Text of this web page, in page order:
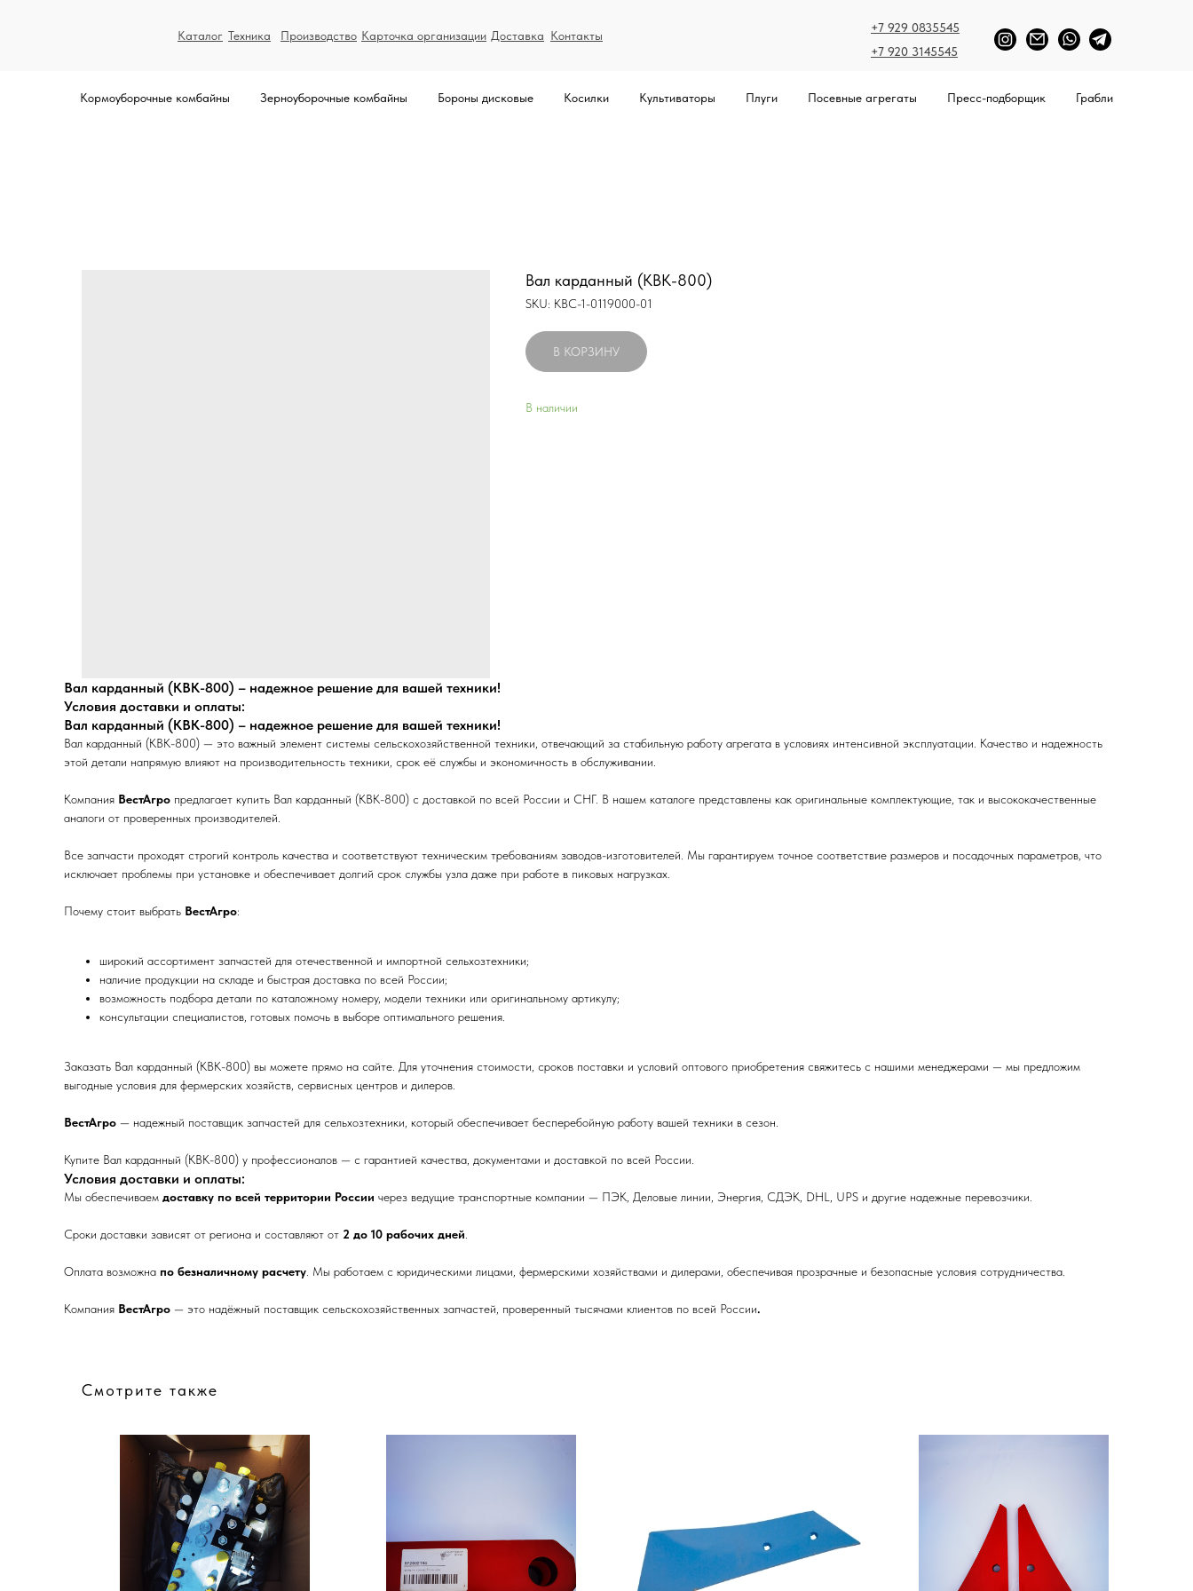
Каталог Техника Производство Карточка организации Доставка Контакты
+7 920 3145545
+7 929 0835545
Кормоуборочные комбайны Зерноуборочные комбайны Бороны дисковые Косилки Культиваторы Плуги Посевные агрегаты Пресс-подборщик Грабли
Вал карданный (КВК-800)
SKU: КВС-1-0119000-01
В КОРЗИНУ
В наличии
Вал карданный (КВК-800) – надежное решение для вашей техники!
Условия доставки и оплаты:
Вал карданный (КВК-800) – надежное решение для вашей техники!
Вал карданный (КВК-800) — это важный элемент системы сельскохозяйственной техники, отвечающий за стабильную работу агрегата в условиях интенсивной эксплуатации. Качество и надежность
этой детали напрямую влияют на производительность техники, срок её службы и экономичность в обслуживании.
Компания ВестАгро предлагает купить Вал карданный (КВК-800) с доставкой по всей России и СНГ. В нашем каталоге представлены как оригинальные комплектующие, так и высококачественные
аналоги от проверенных производителей.
Все запчасти проходят строгий контроль качества и соответствуют техническим требованиям заводов-изготовителей. Мы гарантируем точное соответствие размеров и посадочных параметров, что
исключает проблемы при установке и обеспечивает долгий срок службы узла даже при работе в пиковых нагрузках.
Почему стоит выбрать ВестАгро:
широкий ассортимент запчастей для отечественной и импортной сельхозтехники;
наличие продукции на складе и быстрая доставка по всей России;
возможность подбора детали по каталожному номеру, модели техники или оригинальному артикулу;
консультации специалистов, готовых помочь в выборе оптимального решения.
Заказать Вал карданный (КВК-800) вы можете прямо на сайте. Для уточнения стоимости, сроков поставки и условий оптового приобретения свяжитесь с нашими менеджерами — мы предложим
выгодные условия для фермерских хозяйств, сервисных центров и дилеров.
ВестАгро — надежный поставщик запчастей для сельхозтехники, который обеспечивает бесперебойную работу вашей техники в сезон.
Купите Вал карданный (КВК-800) у профессионалов — с гарантией качества, документами и доставкой по всей России.
Условия доставки и оплаты:
Мы обеспечиваем доставку по всей территории России через ведущие транспортные компании — ПЭК, Деловые линии, Энергия, СДЭК, DHL, UPS и другие надежные перевозчики.
Сроки доставки зависят от региона и составляют от 2 до 10 рабочих дней
Оплата возможна по безналичному расчету . Мы работаем с юридическими лицами, фермерскими хозяйствами и дилерами, обеспечивая прозрачные и безопасные условия сотрудничества.
Компания ВестАгро — это надёжный поставщик сельскохозяйственных запчастей, проверенный тысячами клиентов по всей России.
Смотрите также